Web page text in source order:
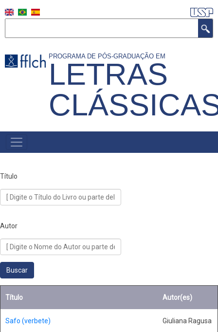
para
principal
PROGRAMA DE PÓS-GRADUAÇÃO EM
LETRAS
NAVEGAÇÃO
PRINCIPAL
Título
Autor
Título Autor(es)
Safo (verbete) Giuliana Ragusa